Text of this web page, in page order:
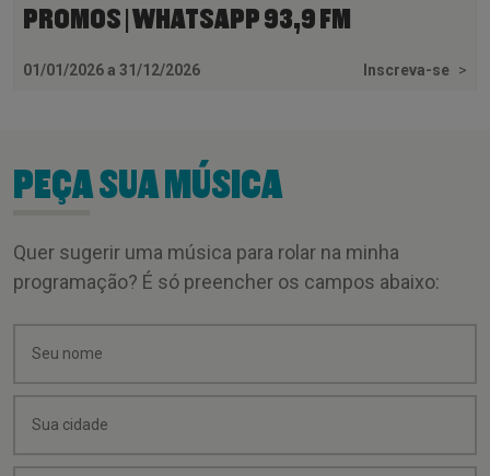
PROMOS | WHATSAPP 93,9 FM
01/01/2026 a 31/12/2026 Inscreva-se >
PEÇA SUA MÚSICA
Quer sugerir uma música para rolar na minha
programação? É só preencher os campos abaixo: